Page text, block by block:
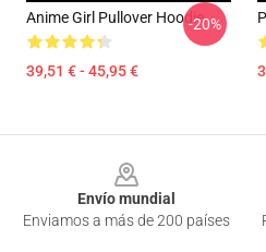
Anime Girl Pullover Hoodie
39,51 € - 45,95 €
-20%
Envío mundial
Enviamos a más de 200 países